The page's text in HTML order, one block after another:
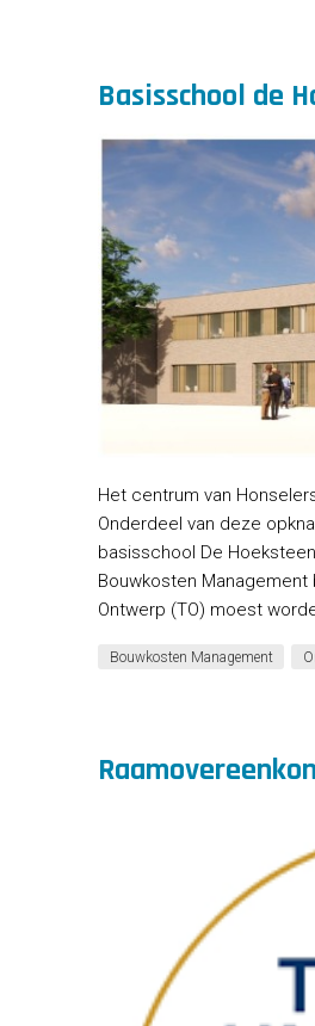
Basisschool de
Het centrum van
Onderdeel van deze
basisschool De
Bouwkosten
Ontwerp (TO) moest
Bouwkosten Management